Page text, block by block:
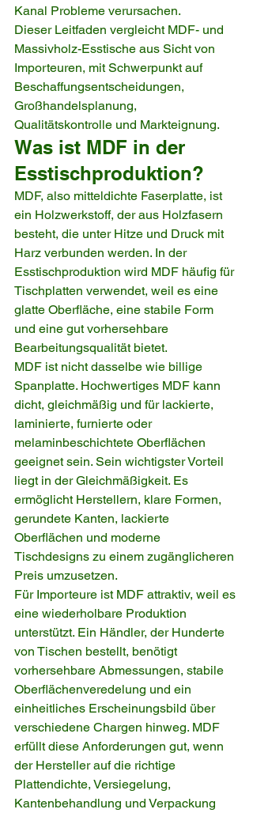
Kanal Probleme verursachen.
Dieser Leitfaden vergleicht MDF- und
Massivholz-Esstische aus Sicht von
Importeuren, mit Schwerpunkt auf
Beschaffungsentscheidungen,
Großhandelsplanung,
Qualitätskontrolle und Markteignung.
Was ist MDF in der
Esstischproduktion?
MDF, also mitteldichte Faserplatte, ist
ein Holzwerkstoff, der aus Holzfasern
besteht, die unter Hitze und Druck mit
Harz verbunden werden. In der
Esstischproduktion wird MDF häufig für
Tischplatten verwendet, weil es eine
glatte Oberfläche, eine stabile Form
und eine gut vorhersehbare
Bearbeitungsqualität bietet.
MDF ist nicht dasselbe wie billige
Spanplatte. Hochwertiges MDF kann
dicht, gleichmäßig und für lackierte,
laminierte, furnierte oder
melaminbeschichtete Oberflächen
geeignet sein. Sein wichtigster Vorteil
liegt in der Gleichmäßigkeit. Es
ermöglicht Herstellern, klare Formen,
gerundete Kanten, lackierte
Oberflächen und moderne
Tischdesigns zu einem zugänglicheren
Preis umzusetzen.
Für Importeure ist MDF attraktiv, weil es
eine wiederholbare Produktion
unterstützt. Ein Händler, der Hunderte
von Tischen bestellt, benötigt
vorhersehbare Abmessungen, stabile
Oberflächenveredelung und ein
einheitliches Erscheinungsbild über
verschiedene Chargen hinweg. MDF
erfüllt diese Anforderungen gut, wenn
der Hersteller auf die richtige
Plattendichte, Versiegelung,
Kantenbehandlung und Verpackung